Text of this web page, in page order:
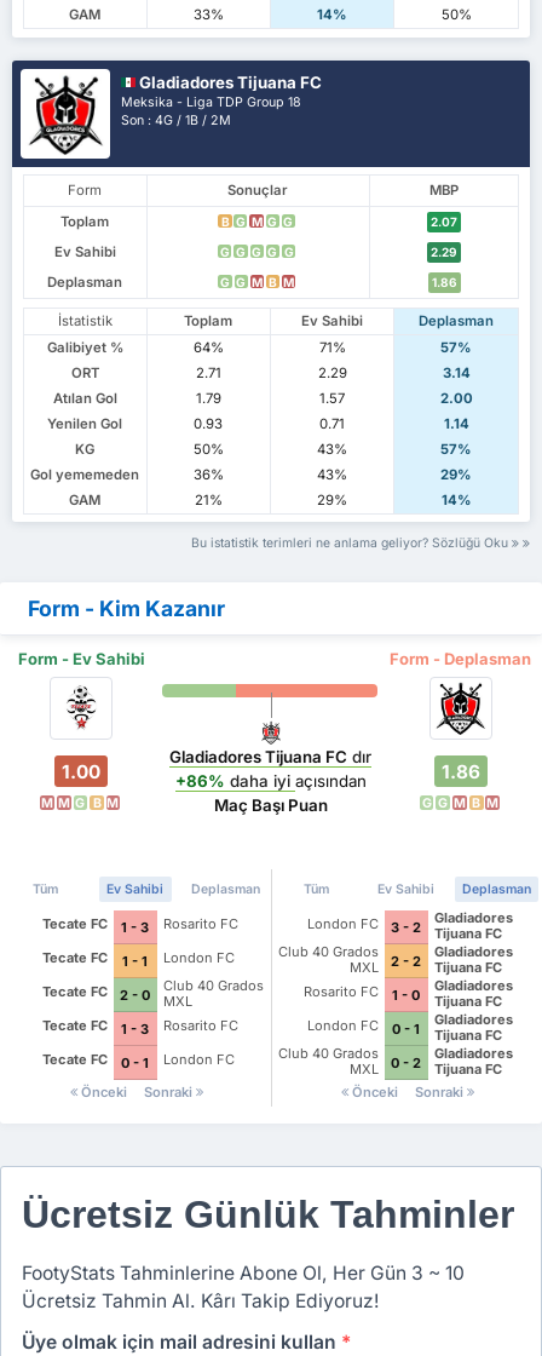
GAM
33% 14% 50%
Gladiadores Tijuana FC
Meksika - Liga TDP Group 18
Son : 4G / 1B / 2M
Form Sonuçlar
MBP
Toplam
B G M G G 2.07
Ev Sahibi G G G G G 2.29
Deplasman G G M B M 1.86
İstatistik Toplam Ev Sahibi
Deplasman
Galibiyet %
64% 71%
57%
ORT
2.71 2.29
3.14
Atılan Gol
1.79 1.57
2.00
Yenilen Gol
0.93 0.71
1.14
KG
50% 43%
57%
Gol yememeden
36% 43%
29%
GAM
21% 29% 14%
Bu istatistik terimleri ne anlama geliyor? Sözlüğü Oku
Form - Kim Kazanır
Form - Ev Sahibi Form - Deplasman
1.00
M M G B M
Gladiadores Tijuana FC dır
+86% daha iyi açısından
Maç Başı Puan
1.86
G G M B M
Tüm Ev Sahibi Deplasman
Tecate FC 1 - 3
Rosarito FC
Tecate FC
1 - 1
London FC
Tecate FC
2 - 0
Club 40 Grados
MXL
Tecate FC
1 - 3
Rosarito FC
Tecate FC
0 - 1
London FC
Önceki
Sonraki
Tüm Ev Sahibi Deplasman
London FC 3 - 2
Gladiadores
Tijuana FC
Club 40 Grados
MXL
2 - 2
Gladiadores
Tijuana FC
Rosarito FC
1 - 0
Gladiadores
Tijuana FC
London FC
0 - 1
Gladiadores
Tijuana FC
Club 40 Grados
MXL
0 - 2
Gladiadores
Tijuana FC
Önceki
Sonraki
Ücretsiz Günlük Tahminler
FootyStats Tahminlerine Abone Ol, Her Gün 3 ~ 10
Ücretsiz Tahmin Al. Kârı Takip Ediyoruz!
Üye olmak için mail adresini kullan *